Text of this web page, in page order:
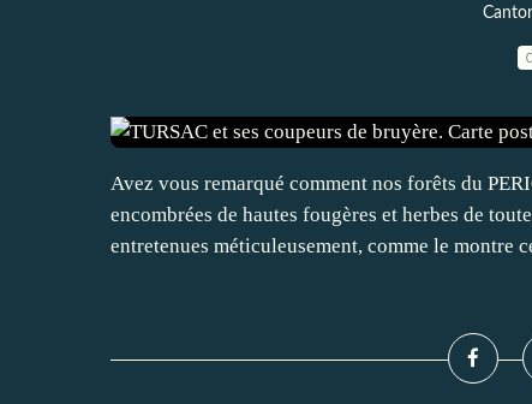
Avez vous remarqué comment nos forêts du
encombrées de hautes fougères et herbes de
entretenues méticuleusement, comme le montre